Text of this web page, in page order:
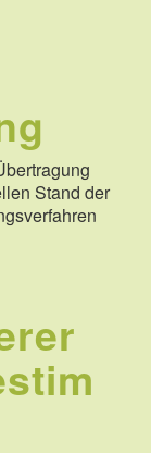
Stand der